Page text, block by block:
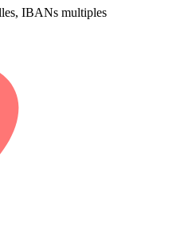
IBANs multiples